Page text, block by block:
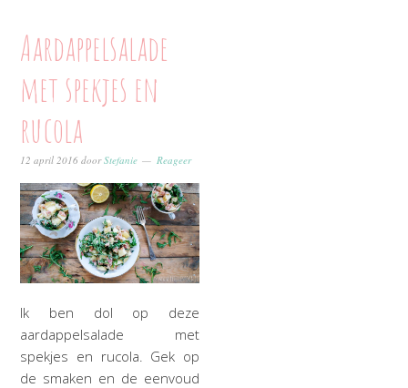
Aardappelsalade
met spekjes en
rucola
12 april 2016 doorStefanie Reageer
Ik ben dol op deze
aardappelsalade met
spekjes en rucola. Gek op
de smaken en de eenvoud